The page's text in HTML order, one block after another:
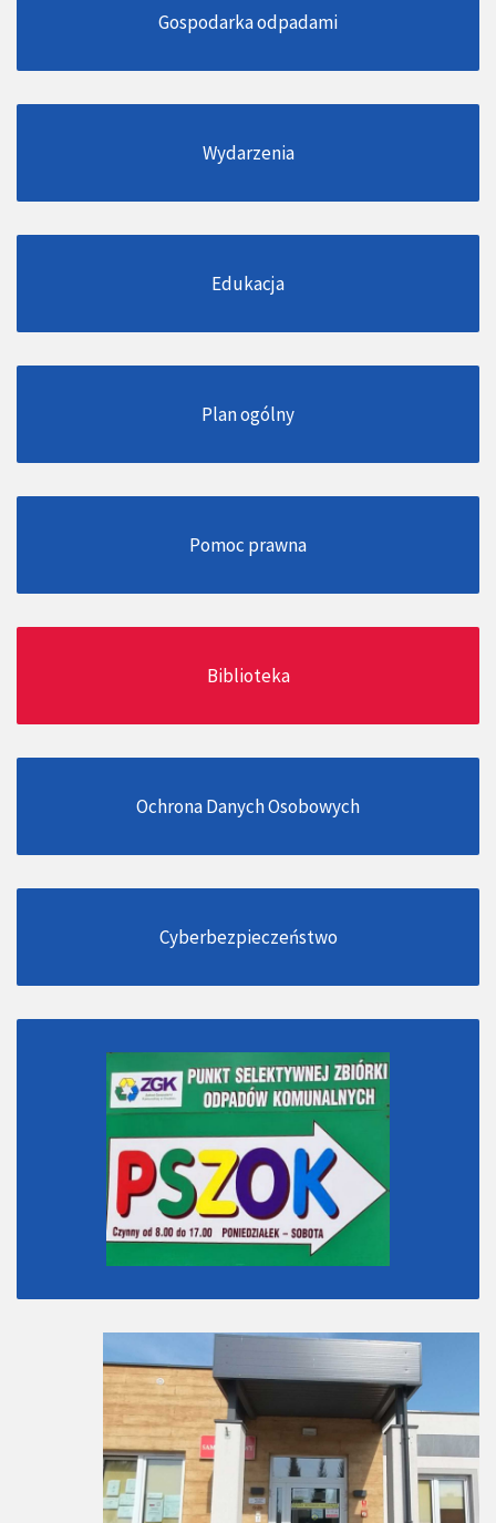
Gospodarka odpadami
Wydarzenia
Edukacja
Plan ogólny
Pomoc prawna
Biblioteka
Ochrona Danych Osobowych
Cyberbezpieczeństwo